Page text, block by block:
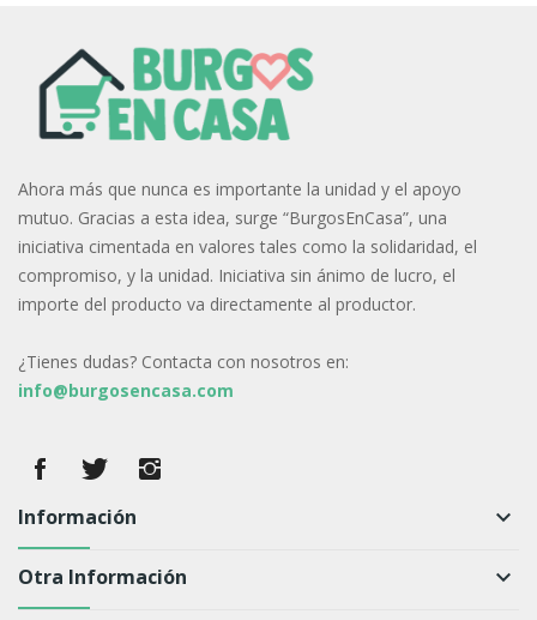
Ahora más que nunca es importante la unidad y el apoyo
mutuo. Gracias a esta idea, surge “BurgosEnCasa”, una
iniciativa cimentada en valores tales como la solidaridad, el
compromiso, y la unidad. Iniciativa sin ánimo de lucro, el
importe del producto va directamente al productor.
¿Tienes dudas? Contacta con nosotros en:
info@burgosencasa.com
Información keyboard_arrow_down
Otra Información keyboard_arrow_down